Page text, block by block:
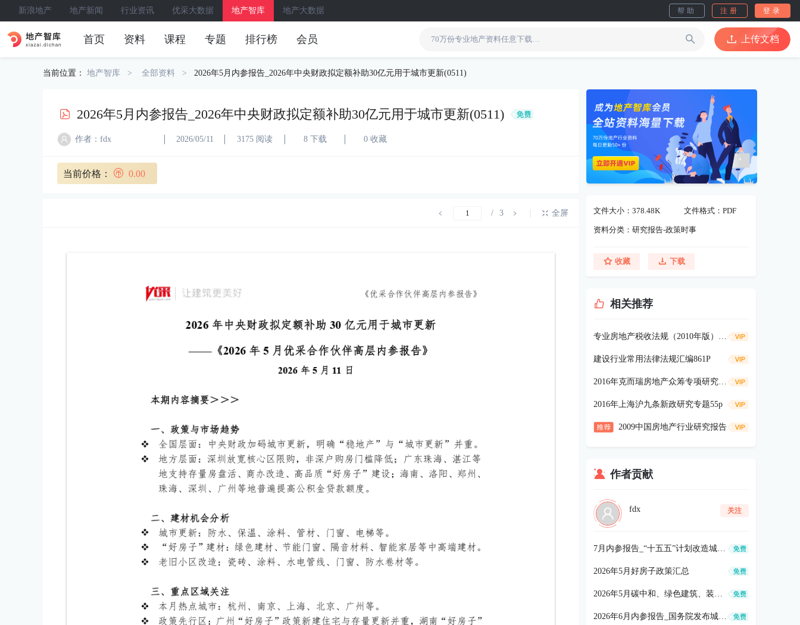
新浪地产 地产新闻 行业资讯 优采大数据 地产智库 地产大数据 帮助 注册 登录
首页 资料 课程 专题 排行榜 会员 上传文档
当前位置： 地产智库 全部资料 2026年5月内参报告_2026年中央财政拟定额补助30亿元用于城市更新(0511)
2026年5月内参报告_2026年中央财政拟定额补助30亿元用于城市更新(0511)
作者：fdx 2026/05/11 3175 阅读 8 下载 0 收藏
当前价格： 0.00
/ 3 全屏 文件大小：378.48K 文件格式：PDF
资料分类：研究报告-政策时事
收藏 下载
相关推荐
专业房地产税收法规（2010年版）109p
建设行业常用法律法规汇编861P
2016年克而瑞房地产众筹专项研究报告60p
2016年上海沪九条新政研究专题55p
2009中国房地产行业研究报告
作者贡献
fdx 关注
7月内参报告_“十五五”计划改造城市地下管网77万公里(0803)
2026年5月好房子政策汇总
2026年5月碳中和、绿色建筑、装配式、全装修政策汇总
2026年6月内参报告_国务院发布城市更新“十五五”规划(0610)